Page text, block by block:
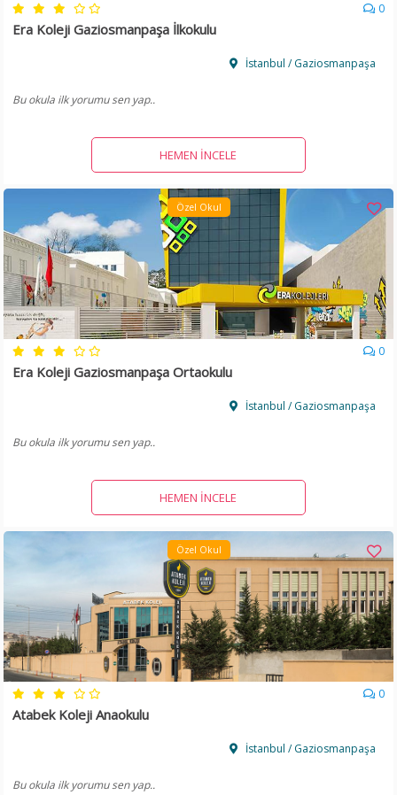
0
Era Koleji Gaziosmanpaşa İlkokulu
İstanbul / Gaziosmanpaşa
Bu okula ilk yorumu sen yap..
HEMEN İNCELE
Özel Okul
0
Era Koleji Gaziosmanpaşa Ortaokulu
İstanbul / Gaziosmanpaşa
Bu okula ilk yorumu sen yap..
HEMEN İNCELE
Özel Okul
0
Atabek Koleji Anaokulu
İstanbul / Gaziosmanpaşa
Bu okula ilk yorumu sen yap..